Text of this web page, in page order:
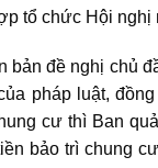
tổ chức Hội
đề nghị chủ
pháp luật,
cư thì Ban
bảo trì chung